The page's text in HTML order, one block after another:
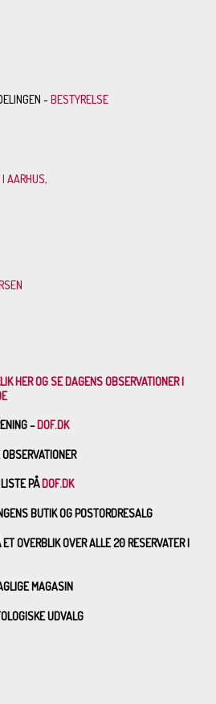
-BESTYRELSE
AARHUS,
HER OG SE DAGENS OBSERVATIONER I
–DOF.DK
PÅ DOF.DK
BUTIK OG POSTORDRESALG
ET OVERBLIK OVER ALLE 20 RESERVATER I
MAGASIN
UDVALG